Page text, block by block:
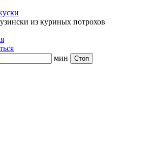
из куриных потрохов
мин
Стоп